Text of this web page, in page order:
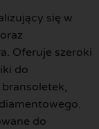
się w
Oferuje szeroki
do
do